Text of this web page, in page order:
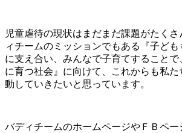
児童虐待の現状はまだまだ課題がたく
ィチームのミッションでもある『子ど
に支え合い、みんなで子育てすること
に育つ社会』に向けて、これからも私
動していきたいと思っています。
バディチームのホームページやＦＢペー